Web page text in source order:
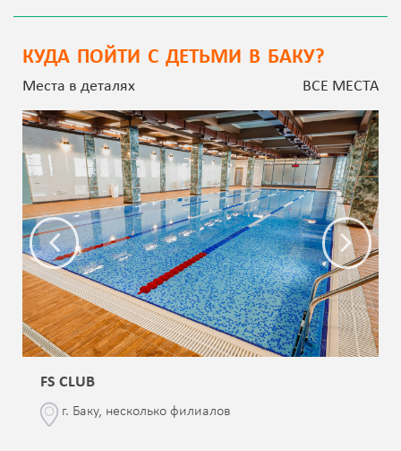
КУДА ПОЙТИ С ДЕТЬМИ В БАКУ?
Места в деталях ВСЕ МЕСТА
FS CLUB
г. Баку, несколько филиалов